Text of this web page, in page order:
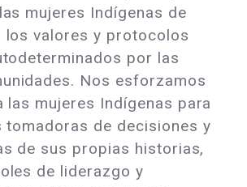
mujeres Indígenas de
los valores y protocolos
por las
Nos esforzamos
las mujeres Indígenas para
tomadoras de decisiones y
de sus propias historias,
de liderazgo y